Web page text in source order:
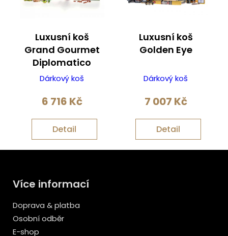
Luxusní koš
Grand Gourmet
Diplomatico
Dárkový koš
6 716 Kč
Detail
Luxusní koš
Golden Eye
Dárkový koš
7 007 Kč
Detail
Více informací
Doprava & platba
Osobní odběr
E-shop